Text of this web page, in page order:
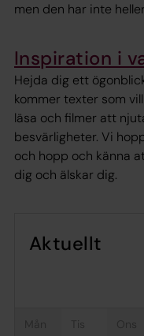
men den har inte
Inspiration i
Hejda dig ett
kommer texter som
läsa och filmer att
besvärligheter. Vi
och hopp och känna
dig och älskar dig.
Aktuellt
tis